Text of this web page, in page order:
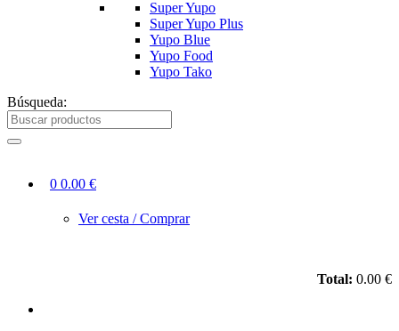
Super Yupo
Super Yupo Plus
Yupo Blue
Yupo Food
Yupo Tako
Búsqueda:
0 0.00 €
Ver cesta / Comprar
Total: 0.00 €